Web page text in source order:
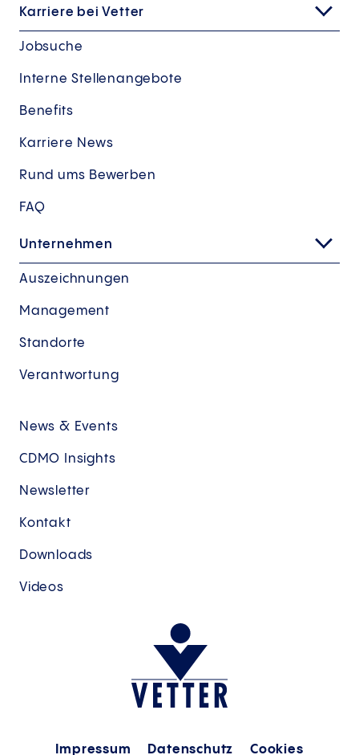
Karriere bei Vetter
Jobsuche
Interne Stellenangebote
Benefits
Karriere News
Rund ums Bewerben
FAQ
Unternehmen
Auszeichnungen
Management
Standorte
Verantwortung
News & Events
CDMO Insights
Newsletter
Kontakt
Downloads
Videos
Impressum Datenschutz Cookies